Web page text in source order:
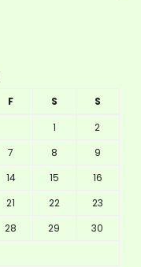
F S
S
1
2
7 8
9
14 15
16
21 22
23
28 29
30